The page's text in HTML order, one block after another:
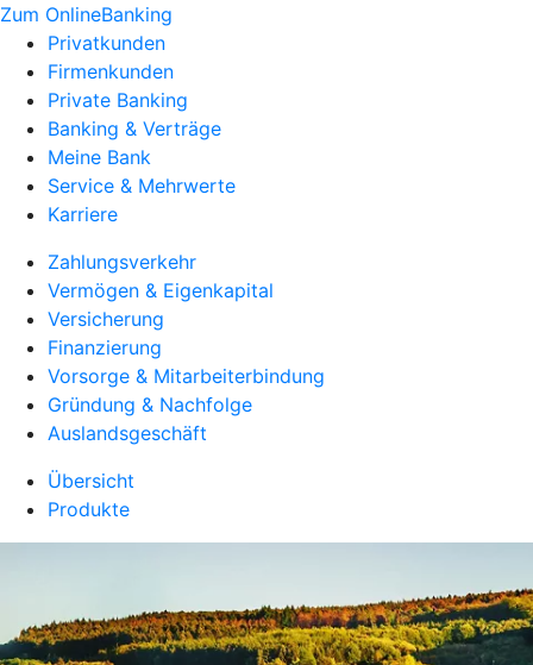
Zum OnlineBanking
Privatkunden
Firmenkunden
Private Banking
Banking & Verträge
Meine Bank
Service & Mehrwerte
Karriere
Zahlungsverkehr
Vermögen & Eigenkapital
Versicherung
Finanzierung
Vorsorge & Mitarbeiterbindung
Gründung & Nachfolge
Auslandsgeschäft
Übersicht
Produkte